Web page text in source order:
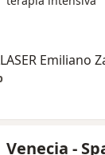
Venecia -